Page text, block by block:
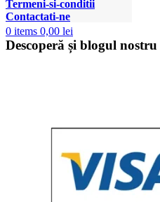
0 items 0,00 lei
Termeni-si-conditii
Contactati-ne
Descoperă și blogul